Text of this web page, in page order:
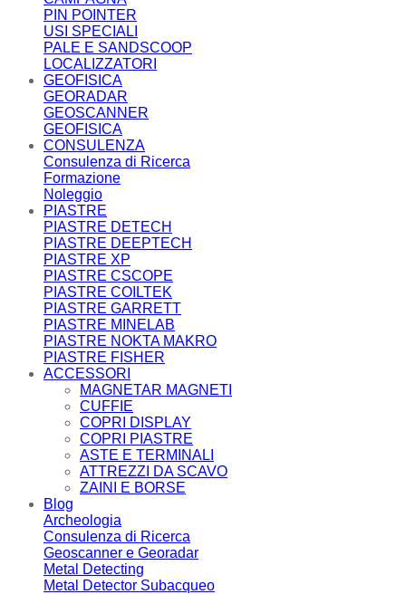
PIN POINTER
USI SPECIALI
PALE E SANDSCOOP
LOCALIZZATORI
GEOFISICA
GEORADAR
GEOSCANNER
GEOFISICA
CONSULENZA
Consulenza di Ricerca
Formazione
Noleggio
PIASTRE
PIASTRE DETECH
PIASTRE DEEPTECH
PIASTRE XP
PIASTRE CSCOPE
PIASTRE COILTEK
PIASTRE GARRETT
PIASTRE MINELAB
PIASTRE NOKTA MAKRO
PIASTRE FISHER
ACCESSORI
MAGNETAR MAGNETI
CUFFIE
COPRI DISPLAY
COPRI PIASTRE
ASTE E TERMINALI
ATTREZZI DA SCAVO
ZAINI E BORSE
Blog
Archeologia
Consulenza di Ricerca
Geoscanner e Georadar
Metal Detecting
Metal Detector Subacqueo